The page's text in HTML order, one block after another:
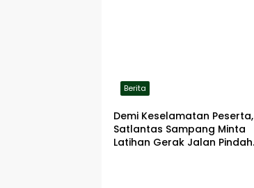
Berita
Demi Keselamatan Peserta,
Satlantas Sampang Minta
Latihan Gerak Jalan Pindah